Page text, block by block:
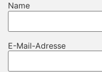
Name
E-Mail-Adresse